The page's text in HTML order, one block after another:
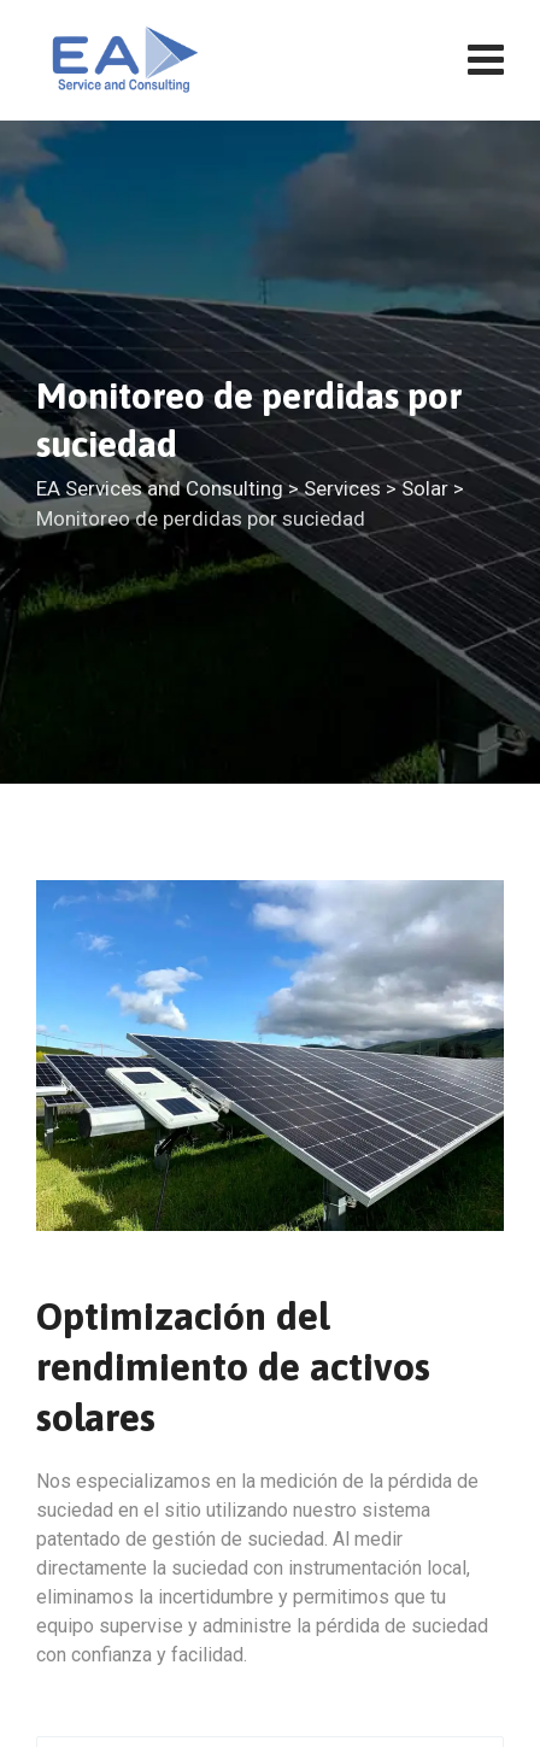
contenido
Monitoreo de perdidas por
suciedad
EA Services and Consulting>Services>Solar >
Monitoreo de perdidas por suciedad
Optimización del
rendimiento de activos
solares
Nos especializamos en la medición de la pérdida de
suciedad en el sitio utilizando nuestro sistema
patentado de gestión de suciedad. Al medir
directamente la suciedad con instrumentación local,
eliminamos la incertidumbre y permitimos que tu
equipo supervise y administre la pérdida de suciedad
con confianza y facilidad.